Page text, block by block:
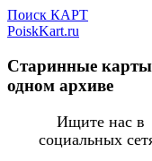
Поиск КАРТ
PoiskKart.ru
Старинные
одном архиве
Ищите нас в
социальных